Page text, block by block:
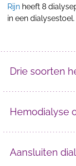
Rijn heeft 8
in een dialysestoel.
Drie soorten
Hemodialyse
Aansluiten